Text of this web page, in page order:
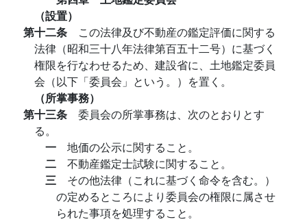
（設置）
第十二条 この法律及び不動産の鑑定評価に関する
法律（昭和三十八年法律第百五十二号）に基づく
権限を行なわせるため、建設省に、土地鑑定委員
会（以下「委員会」という。）を置く。
（所掌事務）
第十三条 委員会の所掌事務は、次のとおりとす
る。
一 地価の公示に関すること。
二 不動産鑑定士試験に関すること。
三 その他法律（これに基づく命令を含む。）
の定めるところにより委員会の権限に属させ
られた事項を処理すること。